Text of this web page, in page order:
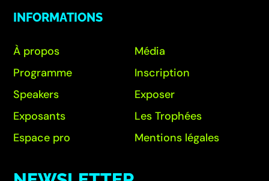
INFORMATIONS
À propos
Programme
Speakers
Exposants
Espace pro
Média
Inscription
Exposer
Les Trophées
Mentions légales